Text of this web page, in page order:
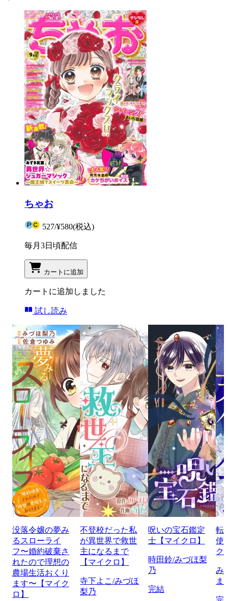
ちゃお
527/¥580(税込)
毎月3日頃配信
カートに追加
カートに追加しました
試し読み
没落令嬢の夢み
るスローライ
フ〜婚約破棄さ
れたので理想の
農場生活おくり
ます〜【マイク
ロ】
不登校だった私
が異世界で救世
主になるまで
【マイクロ】
寺下よこ/みづほ
梨乃
呪いの宝石鑑定
士【マイクロ】
時田鈴/みづほ梨
乃
完結
転
使
ク
み
ま